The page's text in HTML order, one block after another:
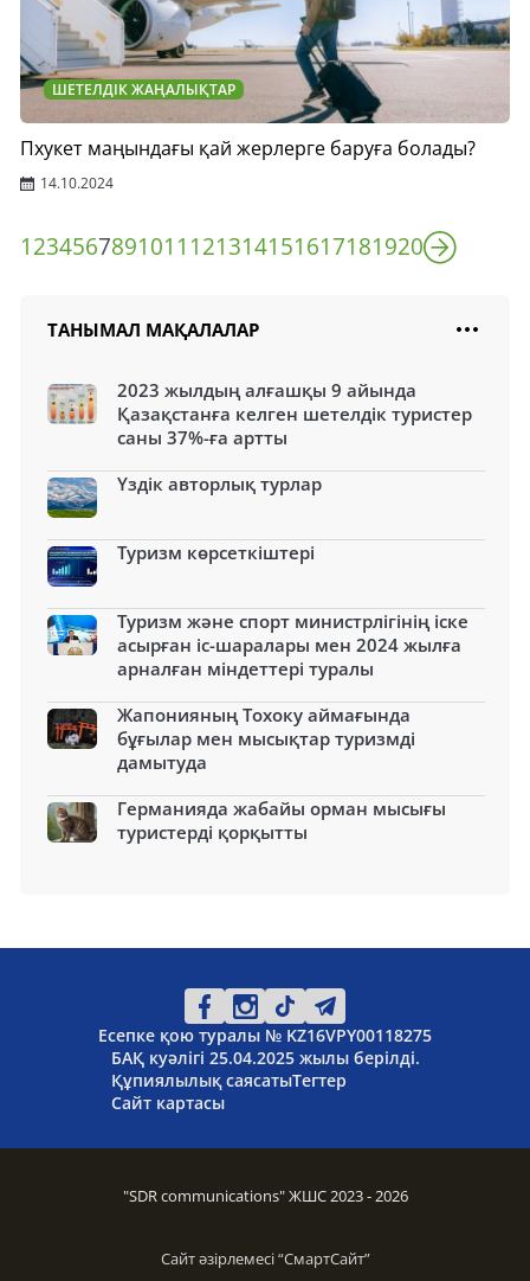
ШЕТЕЛДІК ЖАҢАЛЫҚТАР
Пхукет маңындағы қай жерлерге баруға болады?
14.10.2024
1234567891011 121314151617181920
ТАНЫМАЛ МАҚАЛАЛАР
2023 жылдың алғашқы 9 айында
Қазақстанға келген шетелдік туристер
саны 37%-ға артты
Үздік авторлық турлар
Туризм көрсеткіштері
Туризм және спорт министрлігінің іске
асырған іс-шаралары мен 2024 жылға
арналған міндеттері туралы
Жапонияның Тохоку аймағында
бұғылар мен мысықтар туризмді
дамытуда
Германияда жабайы орман мысығы
туристерді қорқытты
Есепке қою туралы № KZ16VPY00118275
БАҚ куәлігі 25.04.2025 жылы берілді.
Құпиялылық саясатыТегтер
Сайт картасы
"SDR communications" ЖШС 2023 - 2026
Сайт әзірлемесі “СмартСайт”